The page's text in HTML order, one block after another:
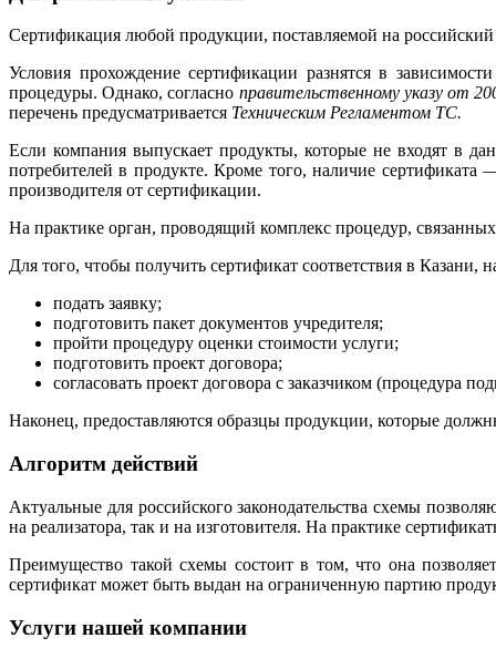
Сертификация любой продукции, поставляемой на
Условия прохождение сертификации разнятся в
процедуры. Однако, согласно правительственному указу от
перечень предусматривается Техническим Регламентом ТС.
Если компания выпускает продукты, которые не входят в
потребителей в продукте. Кроме того, наличие сертификата
производителя от сертификации.
На практике орган, проводящий комплекс процедур,
Для того, чтобы получить сертификат соответствия в Казани,
подать заявку;
подготовить пакет документов учредителя;
пройти процедуру оценки стоимости услуги;
подготовить проект договора;
согласовать проект договора с заказчиком (процедура
Наконец, предоставляются образцы продукции, которые
Алгоритм действий
Актуальные для российского законодательства схемы
на реализатора, так и на изготовителя. На практике
Преимущество такой схемы состоит в том, что она
сертификат может быть выдан на ограниченную партию
Услуги нашей компании